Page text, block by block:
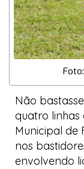
Não
quatro
Municipal de
nos
envolvendo